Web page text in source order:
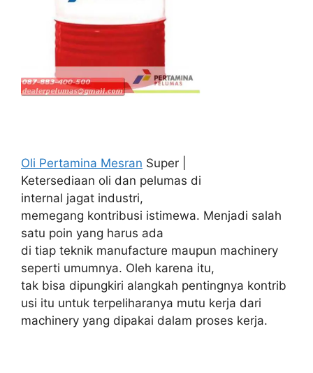
Oli Pertamina Mesran Super |
Ketersediaan oli dan pelumas di
internal jagat industri,
memegang kontribusi istimewa. Menjadi salah
satu poin yang harus ada
di tiap teknik manufacture maupun machinery
seperti umumnya. Oleh karena itu,
tak bisa dipungkiri alangkah pentingnya kontrib
usi itu untuk terpeliharanya mutu kerja dari
machinery yang dipakai dalam proses kerja.